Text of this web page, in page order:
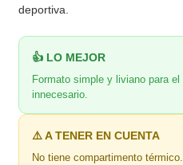
deportiva.
👍 LO MEJOR
Formato simple y liviano para
innecesario.
⚠️ A TENER EN CUENTA
No tiene compartimento